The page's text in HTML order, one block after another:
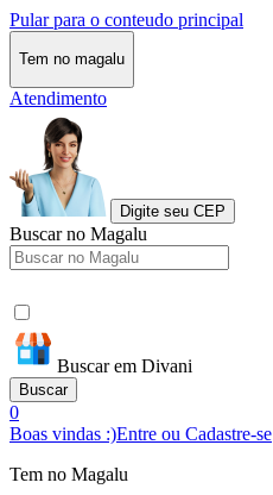
Pular para o conteudo principal
Tem no magalu
Atendimento
Digite seu CEP
Buscar no Magalu
Buscar em Divani
Buscar
0
Boas vindas :)Entre ou Cadastre-se
Tem no Magalu